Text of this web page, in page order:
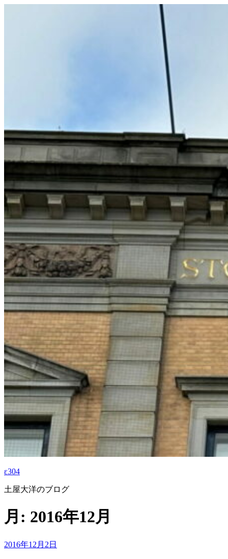
ε304
土屋大洋のブログ
月: 2016年12月
投
2016年12月2日